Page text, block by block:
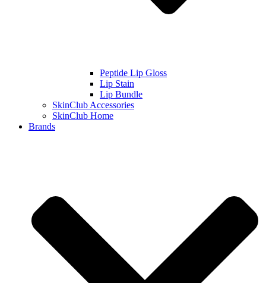
Peptide Lip Gloss
Lip Stain
Lip Bundle
SkinClub Accessories
SkinClub Home
Brands